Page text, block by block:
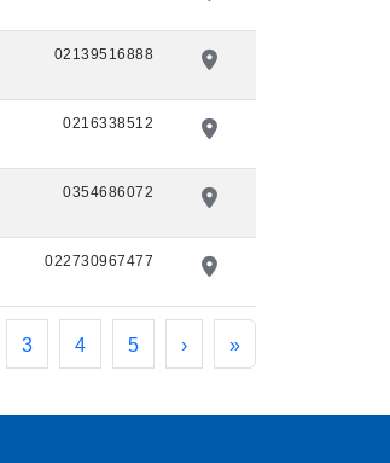
02139516888
0216338512
0354686072
022730967477
3 4 5 › »